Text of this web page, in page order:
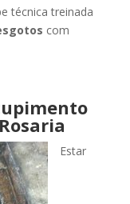
técnica treinada
com
Estar